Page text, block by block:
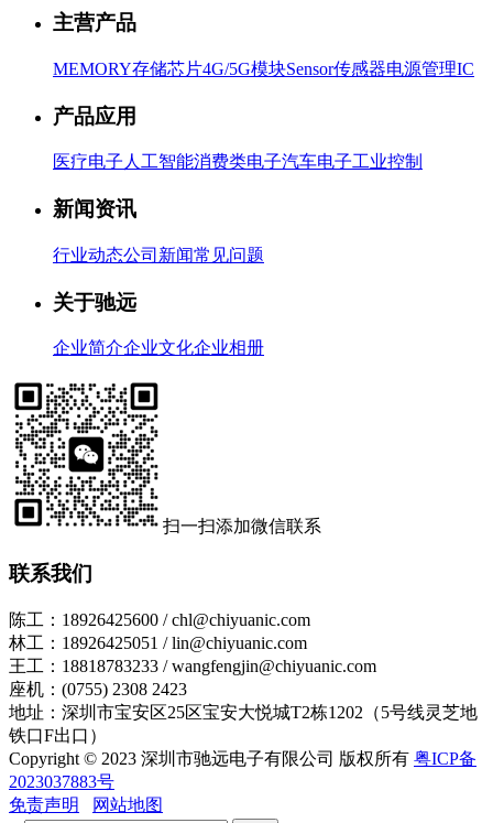
主营产品
MEMORY存储芯片4G/5G模块Sensor传感器电源管理IC
产品应用
医疗电子人工智能消费类电子汽车电子工业控制
新闻资讯
行业动态公司新闻常见问题
关于驰远
企业简介企业文化企业相册
扫一扫添加微信联系
联系我们
陈工：18926425600 / chl@chiyuanic.com
林工：18926425051 / lin@chiyuanic.com
王工：18818783233 / wangfengjin@chiyuanic.com
座机：(0755) 2308 2423
地址：深圳市宝安区25区宝安大悦城T2栋1202（5号线灵芝地
铁口F出口）
Copyright © 2023 深圳市驰远电子有限公司 版权所有 粤ICP备
2023037883号
免责声明
网站地图